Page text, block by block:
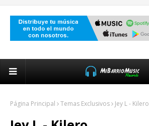
Página Principal Temas Exclusivos Jey L - Kilero